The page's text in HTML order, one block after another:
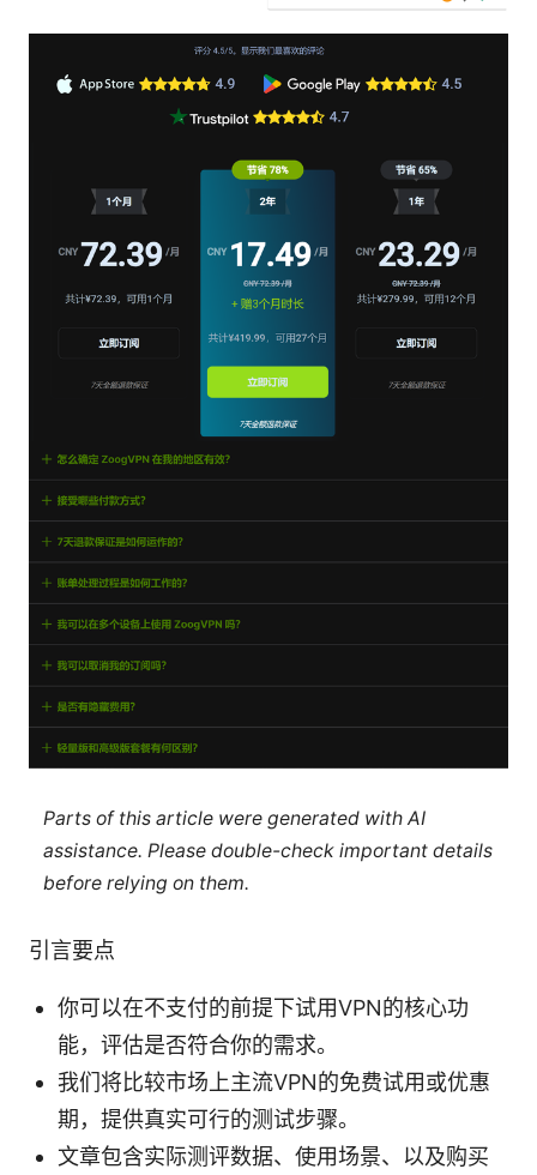
Parts of this article were generated with AI
assistance. Please double-check important details
before relying on them.
引言要点
你可以在不支付的前提下试用VPN的核心功
能，评估是否符合你的需求。
我们将比较市场上主流VPN的免费试用或优惠
期，提供真实可行的测试步骤。
文章包含实际测评数据、使用场景、以及购买